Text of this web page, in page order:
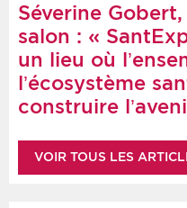
Séverine
salon : «
un lieu où
l’écosystème
construire
VOIR TOUS LES